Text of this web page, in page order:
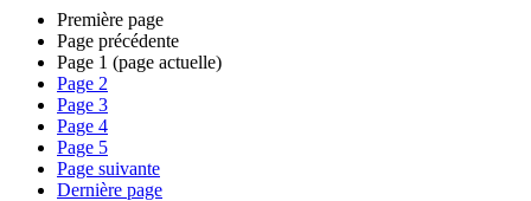
Première page
Page précédente
Page 1 (page actuelle)
Page 2
Page 3
Page 4
Page 5
Page suivante
Dernière page